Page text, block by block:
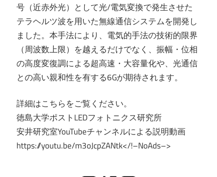
号（近赤外光）として光/電気変換で発生させた
テラヘルツ波を用いた無線通信システムを開発し
ました。本手法により、電気的手法の技術的限界
（周波数上限）を越えるだけでなく、振幅・位相
の高度変復調による超高速・大容量化や、光通信
との高い親和性を有する6Gが期待されます。
詳細はこちらをご覧ください。
徳島大学ポストLEDフォトニクス研究所
安井研究室YouTubeチャンネルによる説明動画
https://youtu.be/m3oJcpZANtk</!–NoAds–>